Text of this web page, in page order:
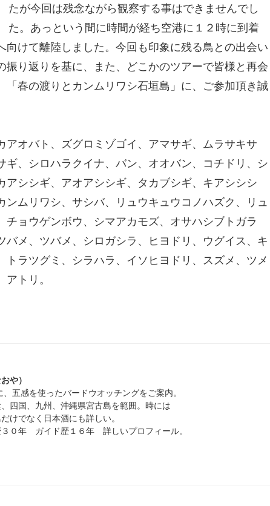
たが今回は残念ながら観察する事はできませんでし
た。あっという間に時間が経ち空港に１２時に到着
向けて離陸しました。今回も印象に残る鳥との出会い
り返りを基に、また、どこかのツアーで皆様と再会
春の渡りとカンムリワシ石垣島」に、ご参加頂き誠
オバト、ズグロミゾゴイ、アマサギ、ムラサキサ
、シロハラクイナ、バン、オオバン、コチドリ、シ
アシシギ、アオアシシギ、タカブシギ、キアシシシ
ムリワシ、サシバ、リュウキュウコノハズク、リュ
ョウゲンボウ、シマアカモズ、オサハシブトガラ
メ、ツバメ、シロガシラ、ヒヨドリ、ウグイス、キ
ラツグミ、シラハラ、イソヒヨドリ、スズメ、ツメ
トリ。
おや）
五感を使ったバードウオッチングをご案内。
四国、九州、沖縄県宮古島を範囲。時には
けでなく日本酒にも詳しい。
０年 ガイド歴１６年 詳しいプロフィール。